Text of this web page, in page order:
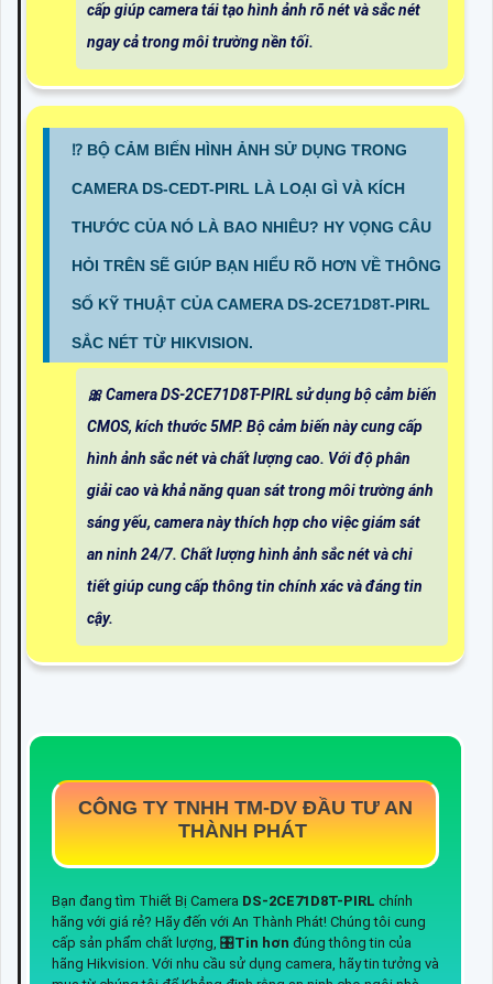
cấp giúp camera tái tạo hình ảnh rõ nét và sắc nét
ngay cả trong môi trường nền tối.
⁉️ BỘ CẢM BIẾN HÌNH ẢNH SỬ DỤNG TRONG
CAMERA DS-CEDT-PIRL LÀ LOẠI GÌ VÀ KÍCH
THƯỚC CỦA NÓ LÀ BAO NHIÊU? HY VỌNG CÂU
HỎI TRÊN SẼ GIÚP BẠN HIỂU RÕ HƠN VỀ THÔNG
SỐ KỸ THUẬT CỦA CAMERA DS-2CE71D8T-PIRL
SẮC NÉT TỪ HIKVISION.
🎀 Camera DS-2CE71D8T-PIRL sử dụng bộ cảm biến
CMOS, kích thước 5MP. Bộ cảm biến này cung cấp
hình ảnh sắc nét và chất lượng cao. Với độ phân
giải cao và khả năng quan sát trong môi trường ánh
sáng yếu, camera này thích hợp cho việc giám sát
an ninh 24/7. Chất lượng hình ảnh sắc nét và chi
tiết giúp cung cấp thông tin chính xác và đáng tin
cậy.
CÔNG TY TNHH TM-DV ĐẦU TƯ AN
THÀNH PHÁT
Bạn đang tìm Thiết Bị Camera DS-2CE71D8T-PIRL chính
hãng với giá rẻ? Hãy đến với An Thành Phát! Chúng tôi cung
cấp sản phẩm chất lượng, 🎛Tin hơn đúng thông tin của
hãng Hikvision. Với nhu cầu sử dụng camera, hãy tin tưởng và